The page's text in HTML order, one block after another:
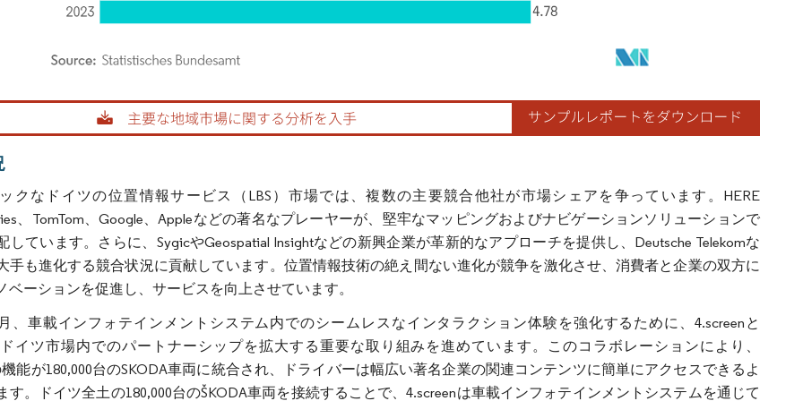
Intelligence。再利用にはCC BY 4.0の表示が必要です。
クなドイツの位置情報サービス（LBS）市場では、複数の主要競合他社が市場シェアを争っています。HERE
、TomTom、Google、Appleなどの著名なプレーヤーが、堅牢なマッピングおよびナビゲーションソリューションで
しています。さらに、SygicやGeospatial Insightなどの新興企業が革新的なアプローチを提供し、Deutsche Telekomな
手も進化する競合状況に貢献しています。位置情報技術の絶え間ない進化が競争を激化させ、消費者と企業の双方に
ベーションを促進し、サービスを向上させています。
、車載インフォテインメントシステム内でのシームレスなインタラクション体験を強化するために、4.screenと
ドイツ市場内でのパートナーシップを拡大する重要な取り組みを進めています。このコラボレーションにより、
機能が180,000台のSKODA車両に統合され、ドライバーは幅広い著名企業の関連コンテンツに簡単にアクセスできるよ
す。ドイツ全土の180,000台のŠKODA車両を接続することで、4.screenは車載インフォテインメントシステムを通じて